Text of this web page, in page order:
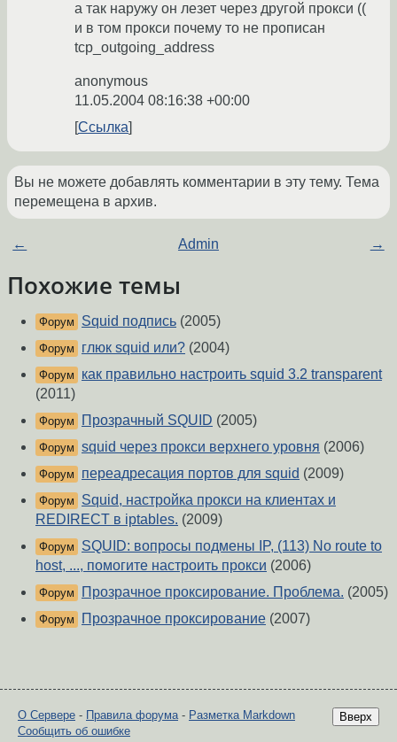
а так наружу он лезет через другой прокси ((
и в том прокси почему то не прописан
tcp_outgoing_address
anonymous
11.05.2004 08:16:38 +00:00
Ссылка
Вы не можете добавлять комментарии в эту тему. Тема
перемещена в архив.
← Admin →
Похожие темы
Форум Squid подпись (2005)
Форум глюк squid или? (2004)
Форум
как правильно настроить squid 3.2 transparent
(2011)
Форум Прозрачный SQUID (2005)
Форум squid через прокси верхнего уровня (2006)
Форум переадресация портов для squid (2009)
Форум
Squid, настройка прокси на клиентах и
REDIRECT в iptables. (2009)
Форум
SQUID: вопросы подмены IP, (113) No route to
host, ..., помогите настроить прокси (2006)
Форум Прозрачное проксирование. Проблема. (2005)
Форум Прозрачное проксирование (2007)
Вверх
О Сервере - Правила форума - Разметка Markdown
Сообщить об ошибке